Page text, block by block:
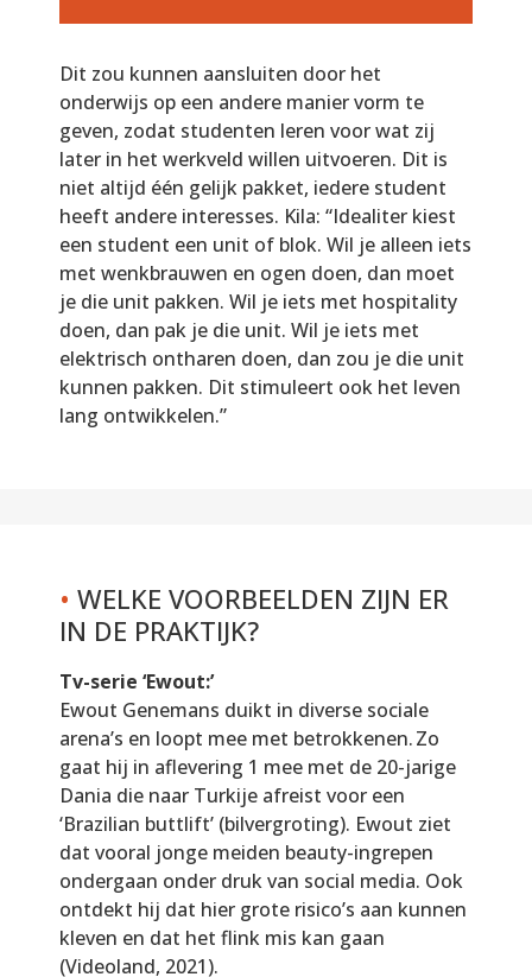
Dit zou kunnen aansluiten door het
onderwijs op een andere manier vorm te
geven, zodat studenten leren voor wat zij
later in het werkveld willen uitvoeren. Dit is
niet altijd één gelijk pakket, iedere student
heeft andere interesses. Kila: “Idealiter kiest
een student een unit of blok. Wil je alleen iets
met wenkbrauwen en ogen doen, dan moet
je die unit pakken. Wil je iets met hospitality
doen, dan pak je die unit. Wil je iets met
elektrisch ontharen doen, dan zou je die unit
kunnen pakken. Dit stimuleert ook het leven
lang ontwikkelen.”
• WELKE VOORBEELDEN ZIJN ER
IN DE PRAKTIJK?
Tv-serie ‘Ewout:’
Ewout Genemans duikt in diverse sociale
arena’s en loopt mee met betrokkenen. Zo
gaat hij in aflevering 1 mee met de 20-jarige
Dania die naar Turkije afreist voor een
‘Brazilian buttlift’ (bilvergroting). Ewout ziet
dat vooral jonge meiden beauty-ingrepen
ondergaan onder druk van social media. Ook
ontdekt hij dat hier grote risico’s aan kunnen
kleven en dat het flink mis kan gaan
(Videoland, 2021).